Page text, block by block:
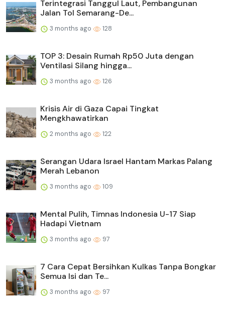
Terintegrasi Tanggul Laut, Pembangunan
Jalan Tol Semarang-De...
3 months ago 128
TOP 3: Desain Rumah Rp50 Juta dengan
Ventilasi Silang hingga...
3 months ago 126
Krisis Air di Gaza Capai Tingkat
Mengkhawatirkan
2 months ago 122
Serangan Udara Israel Hantam Markas Palang
Merah Lebanon
3 months ago 109
Mental Pulih, Timnas Indonesia U-17 Siap
Hadapi Vietnam
3 months ago 97
7 Cara Cepat Bersihkan Kulkas Tanpa Bongkar
Semua Isi dan Te...
3 months ago 97